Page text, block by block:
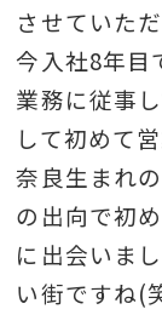
させていた
今入社8年目
業務に従事
して初めて
奈良生まれ
の出向で初
に出会いま
い街ですね(